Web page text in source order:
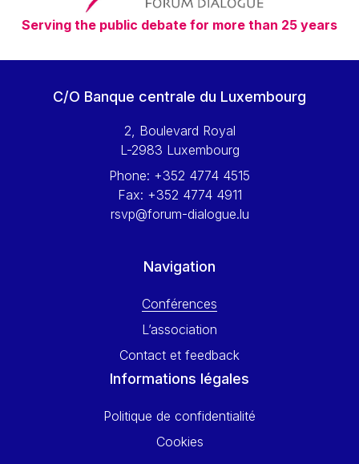
Vítor Manuel da Silva Caldeira
Viviane Reding
Walter Hagg
Wolfgang Ketterle
Yossi Beillin
Yves FRANCHET
Serving the public debate for more than 25 years
C/O Banque centrale du Luxembourg
2, Boulevard Royal
L-2983 Luxembourg
Phone: +352 4774 4515
Fax: +352 4774 4911
rsvp@forum-dialogue.lu
Navigation
Conférences
L’association
Contact et feedback
Informations légales
Politique de confidentialité
Cookies